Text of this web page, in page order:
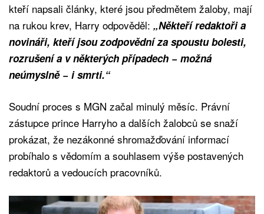
kteří napsali články, které jsou předmětem žaloby, mají
na rukou krev, Harry odpověděl: „Někteří redaktoři a
novináři, kteří jsou zodpovědní za spoustu bolesti,
rozrušení a v některých případech − možná
neúmyslně − i smrti.“
Soudní proces s MGN začal minulý měsíc. Právní
zástupce prince Harryho a dalších žalobců se snaží
prokázat, že nezákonné shromažďování informací
probíhalo s vědomím a souhlasem výše postavených
redaktorů a vedoucích pracovníků.